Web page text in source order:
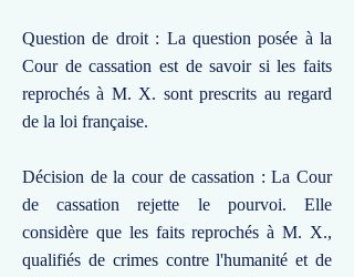
Question de droit : La question posée à la
Cour de cassation est de savoir si les faits
reprochés à M. X. sont prescrits au regard
de la loi française.
Décision de la cour de cassation : La Cour
de cassation rejette le pourvoi. Elle
considère que les faits reprochés à M. X.,
qualifiés de crimes contre l'humanité et de